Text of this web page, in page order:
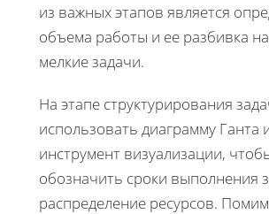
из важных этапов является
объема работы и ее разбивка
мелкие задачи.
На этапе структурирования
использовать диаграмму Ганта
инструмент визуализации,
обозначить сроки выполнения
распределение ресурсов.